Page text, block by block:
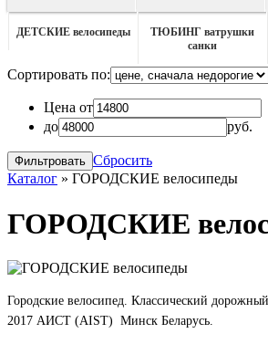
ДЕТСКИЕ велосипеды
ТЮБИНГ ватрушки
санки
Сортировать по:
Цена от
до
руб.
Сбросить
Каталог » ГОРОДСКИЕ велосипеды
ГОРОДСКИЕ
Городские велосипед. Классический
2017 АИСТ (AIST) Минск Беларусь.